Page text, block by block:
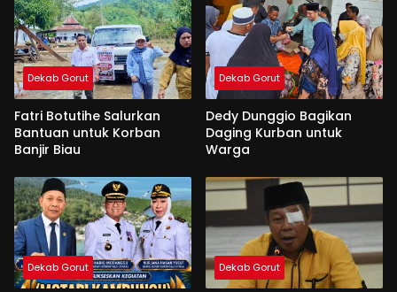
Dekab Gorut
Fatri Botutihe Salurkan
Bantuan untuk Korban
Banjir Biau
Dekab Gorut
Dedy Dunggio Bagikan
Daging Kurban untuk
Warga
Dekab Gorut Dekab Gorut